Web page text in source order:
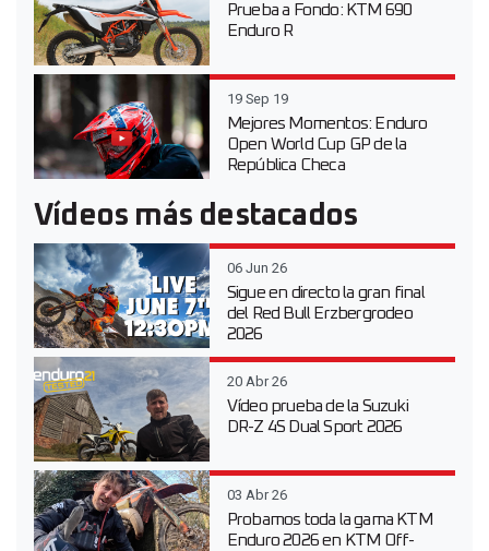
Prueba a Fondo: KTM 690
Enduro R
19 Sep 19
Mejores Momentos: Enduro
Open World Cup GP de la
República Checa
Vídeos más destacados
06 Jun 26
Sigue en directo la gran final
del Red Bull Erzbergrodeo
2026
20 Abr 26
Vídeo prueba de la Suzuki
DR-Z 4S Dual Sport 2026
03 Abr 26
Probamos toda la gama KTM
Enduro 2026 en KTM Off-